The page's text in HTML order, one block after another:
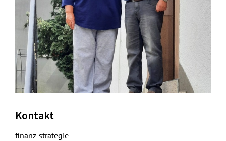
Kontakt
finanz-strategie